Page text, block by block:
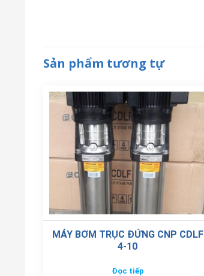
Sản phẩm tương tự
MÁY BƠM TRỤC ĐỨNG CNP CDLF
4-10
Đọc tiếp